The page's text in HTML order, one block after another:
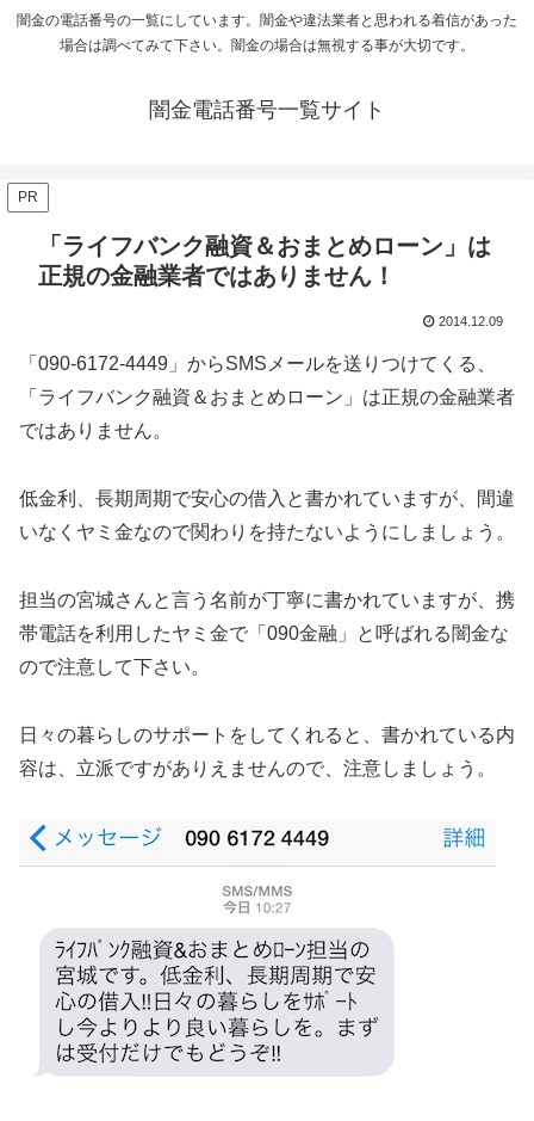
闇金の電話番号の一覧にしています。闇金や違法業者と思われる着信があった
場合は調べてみて下さい。闇金の場合は無視する事が大切です。
闇金電話番号一覧サイト
PR
「ライフバンク融資＆おまとめローン」は
正規の金融業者ではありません！
2014.12.09
「090-6172-4449」からSMSメールを送りつけてくる、
「ライフバンク融資＆おまとめローン」は正規の金融業者
ではありません。
低金利、長期周期で安心の借入と書かれていますが、間違
いなくヤミ金なので関わりを持たないようにしましょう。
担当の宮城さんと言う名前が丁寧に書かれていますが、携
帯電話を利用したヤミ金で「090金融」と呼ばれる闇金な
ので注意して下さい。
日々の暮らしのサポートをしてくれると、書かれている内
容は、立派ですがありえませんので、注意しましょう。